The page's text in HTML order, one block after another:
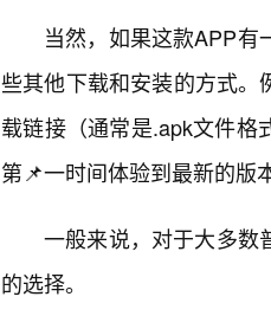
当然，如果这款APP
些其他下载和安装的方式。
载链接（通常是.apk文件格
第📌一时间体验到最新的版
一般来说，对于大多数
的选择。